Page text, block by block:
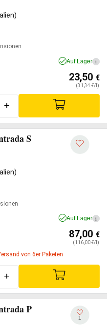
Auf Lager i
23,50 €
(31,34 €/l)
+
S
Auf Lager i
87,00 €
(116,00 €/l)
von 6er Paketen
+
P
1